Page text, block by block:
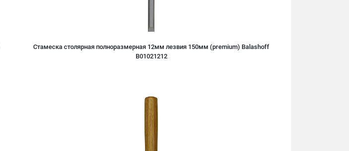
Стамеска столярная полноразмерная 12мм лезвия 150мм (premium) Balashoff
B01021212